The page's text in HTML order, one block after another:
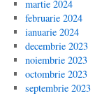
martie 2024
februarie 2024
ianuarie 2024
decembrie 2023
noiembrie 2023
octombrie 2023
septembrie 2023